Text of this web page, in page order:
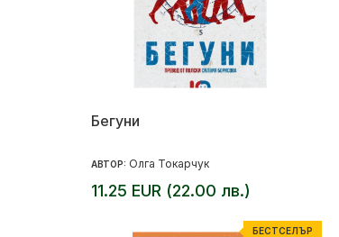
Бегуни
АВТОР: Олга Токарчук
11.25 EUR (22.00 лв.)
БЕСТСЕЛЪР